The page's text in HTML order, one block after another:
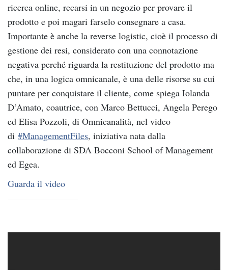
ricerca online, recarsi in un negozio per provare il
prodotto e poi magari farselo consegnare a casa.
Importante è anche la reverse logistic, cioè il processo di
gestione dei resi, considerato con una connotazione
negativa perché riguarda la restituzione del prodotto ma
che, in una logica omnicanale, è una delle risorse su cui
puntare per conquistare il cliente, come spiega Iolanda
D’Amato, coautrice, con Marco Bettucci, Angela Perego
ed Elisa Pozzoli, di Omnicanalità, nel video
di #ManagementFiles, iniziativa nata dalla
collaborazione di SDA Bocconi School of Management
ed Egea.
Guarda il video